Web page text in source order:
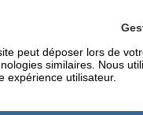
peut déposer lors de
similaires. Nous
expérience utilisateur.